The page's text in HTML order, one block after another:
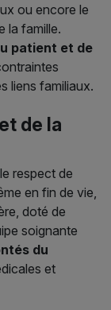
ou encore le
la famille.
patient et de
liens familiaux.
de la
respect de
en fin de vie,
doté de
soignante
du
et